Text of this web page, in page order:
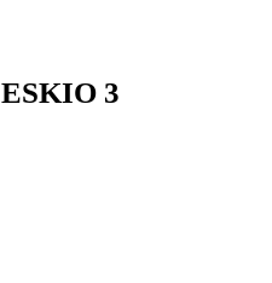
ESKIO 3